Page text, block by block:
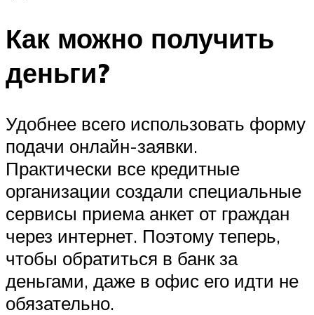
Как можно получить
деньги?
Удобнее всего использовать форму
подачи онлайн-заявки.
Практически все кредитные
организации создали специальные
сервисы приема анкет от граждан
через интернет. Поэтому теперь,
чтобы обратиться в банк за
деньгами, даже в офис его идти не
обязательно.